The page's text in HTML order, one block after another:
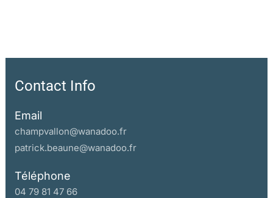
Contact Info
Email
champvallon@wanadoo.fr
patrick.beaune@wanadoo.fr
Téléphone
04 79 81 47 66